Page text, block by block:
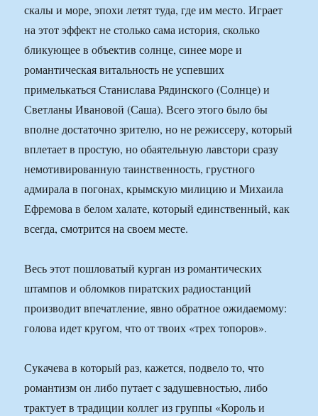
скалы и море, эпохи летят туда, где им место. Играет
на этот эффект не столько сама история, сколько
бликующее в объектив солнце, синее море и
романтическая витальность не успевших
примелькаться Станислава Рядинского (Солнце) и
Светланы Ивановой (Саша). Всего этого было бы
вполне достаточно зрителю, но не режиссеру, который
вплетает в простую, но обаятельную лавстори сразу
немотивированную таинственность, грустного
адмирала в погонах, крымскую милицию и Михаила
Ефремова в белом халате, который единственный, как
всегда, смотрится на своем месте.
Весь этот пошловатый курган из романтических
штампов и обломков пиратских радиостанций
производит впечатление, явно обратное ожидаемому:
голова идет кругом, что от твоих «трех топоров».
Сукачева в который раз, кажется, подвело то, что
романтизм он либо путает с задушевностью, либо
трактует в традиции коллег из группы «Король и